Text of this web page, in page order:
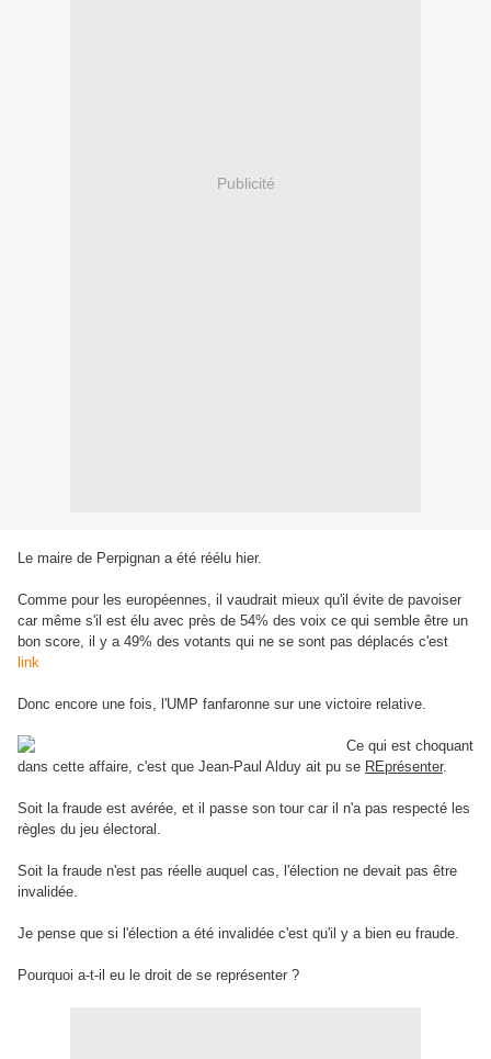
Publicité
Le maire de Perpignan a été réélu hier.
Comme pour les européennes, il vaudrait mieux qu'il évite de pavoiser
car même s'il est élu avec près de 54% des voix ce qui semble être un
bon score, il y a 49% des votants qui ne se sont pas déplacés c'est
link
Donc encore une fois, l'UMP fanfaronne sur une victoire relative.
Ce qui est choquant
dans cette affaire, c'est que Jean-Paul Alduy ait pu se REprésenter.
Soit la fraude est avérée, et il passe son tour car il n'a pas respecté les
règles du jeu électoral.
Soit la fraude n'est pas réelle auquel cas, l'élection ne devait pas être
invalidée.
Je pense que si l'élection a été invalidée c'est qu'il y a bien eu fraude.
Pourquoi a-t-il eu le droit de se représenter ?